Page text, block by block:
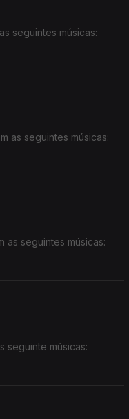
seguintes músicas:
as seguintes músicas:
as seguintes músicas:
seguinte músicas: